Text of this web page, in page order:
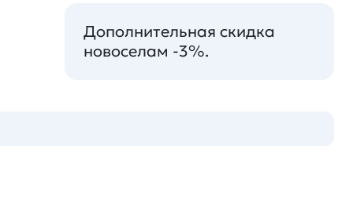
Дополнительная скидка
новоселам -3%.